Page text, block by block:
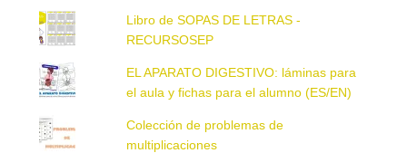
Libro de SOPAS DE LETRAS -
RECURSOSEP
EL APARATO DIGESTIVO: láminas para
el aula y fichas para el alumno (ES/EN)
Colección de problemas de
multiplicaciones